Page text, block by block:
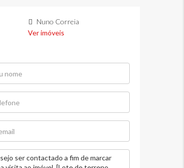
Nuno Correia
Ver imóveis